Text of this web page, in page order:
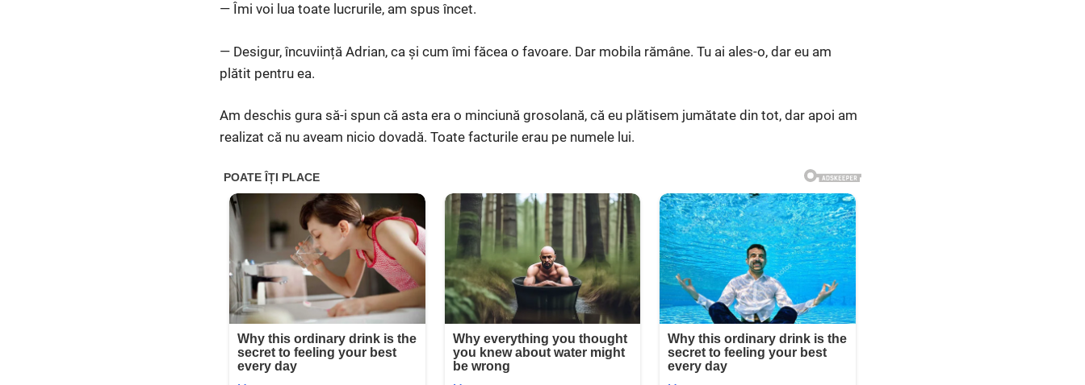
— Îmi voi lua toate lucrurile, am spus încet.
— Desigur, încuviință Adrian, ca și cum îmi făcea o favoare. Dar mobila rămâne. Tu ai ales-o, dar eu am
plătit pentru ea.
Am deschis gura să-i spun că asta era o minciună grosolană, că eu plătisem jumătate din tot, dar apoi am
realizat că nu aveam nicio dovadă. Toate facturile erau pe numele lui.